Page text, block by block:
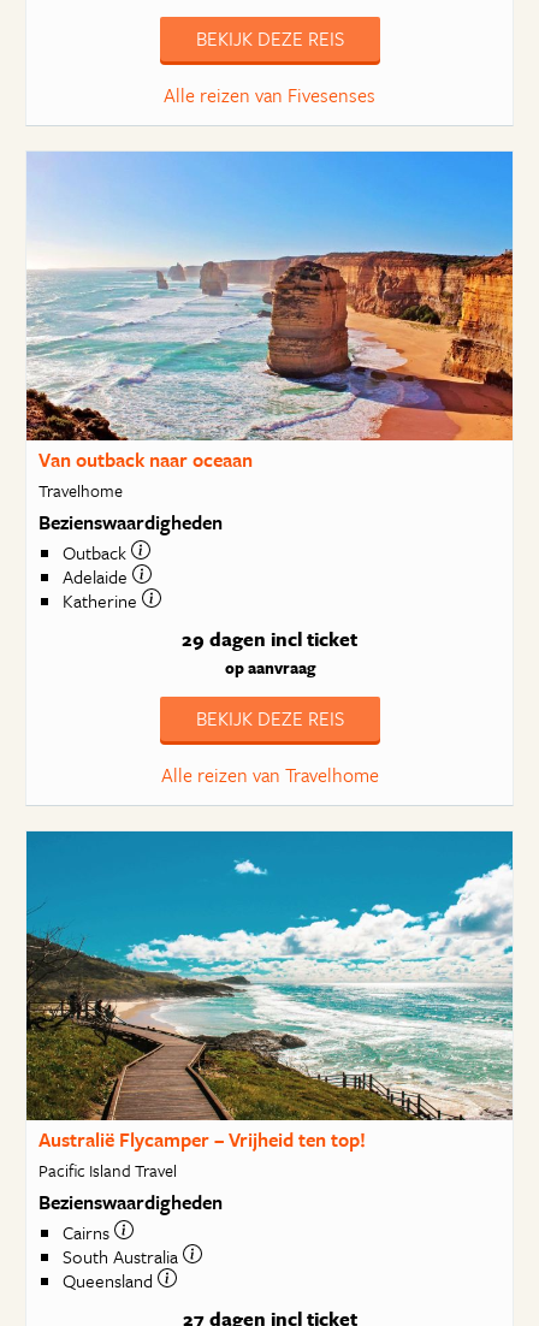
BEKIJK DEZE REIS
Alle reizen van Fivesenses
Van outback naar oceaan
Travelhome
Bezienswaardigheden
Outback
Adelaide
Katherine
29 dagen incl ticket
op aanvraag
BEKIJK DEZE REIS
Alle reizen van Travelhome
Australië Flycamper – Vrijheid ten top!
Pacific Island Travel
Bezienswaardigheden
Cairns
South Australia
Queensland
27 dagen incl ticket